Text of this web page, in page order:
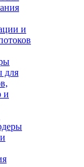
и
для
и